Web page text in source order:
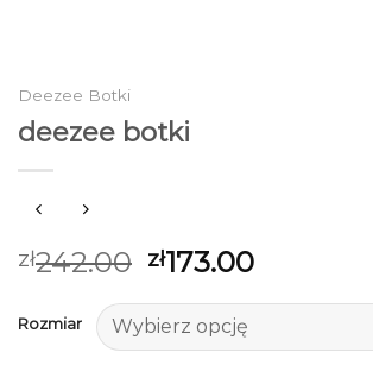
Deezee Botki
deezee botki
zł242.00 zł173.00
Rozmiar